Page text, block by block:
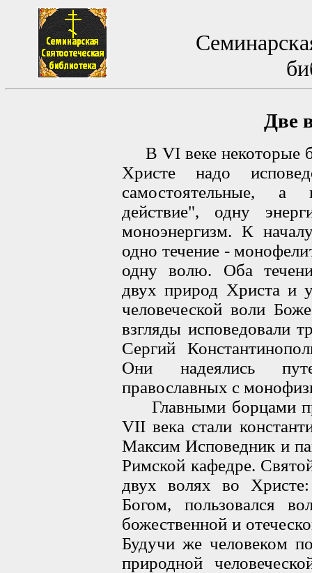
Две
В VI веке некоторые
Христе надо
самостоятельные,
действие", одну
моноэнергизм. К
одно течение -
одну волю. Оба
двух природ Христа и
человеческой воли
взгляды исповедовали
Сергий
Они надеялись
православных с
Главными борцами
VII века стали
Максим Исповедник и
Римской кафедре.
двух волях во
Богом, пользовался
божественной и
Будучи же человеком
природной